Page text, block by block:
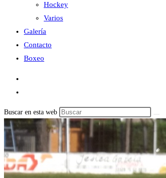
Hockey
Varios
Galería
Contacto
Boxeo
Buscar en esta web